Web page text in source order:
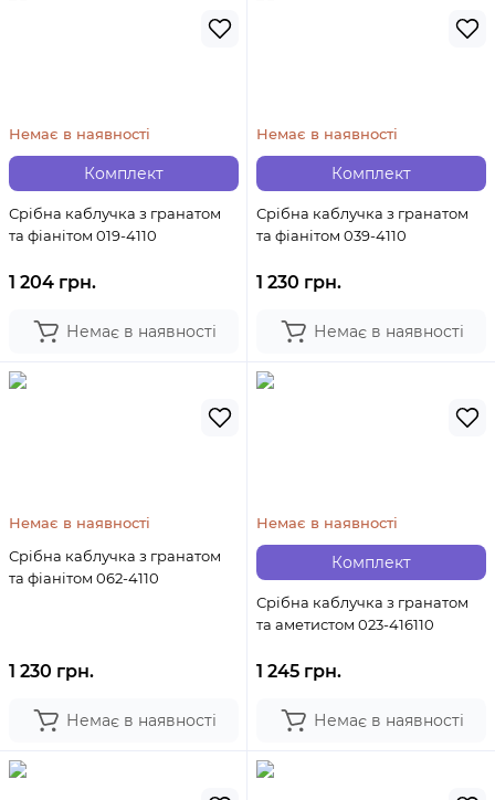
Комплект
Немає в наявності
Срібна каблучка з гранатом
та фіанітом 019-4110
1 204 грн.
Немає в наявності
Комплект
Немає в наявності
Срібна каблучка з гранатом
та фіанітом 039-4110
1 230 грн.
Немає в наявності
Немає в наявності
Срібна каблучка з гранатом
та фіанітом 062-4110
1 230 грн.
Немає в наявності
Комплект
Немає в наявності
Срібна каблучка з гранатом
та аметистом 023-416110
1 245 грн.
Немає в наявності